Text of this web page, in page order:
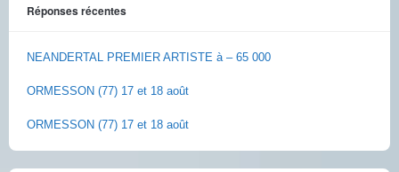
Réponses récentes
NEANDERTAL PREMIER ARTISTE à – 65 000
ORMESSON (77) 17 et 18 août
ORMESSON (77) 17 et 18 août